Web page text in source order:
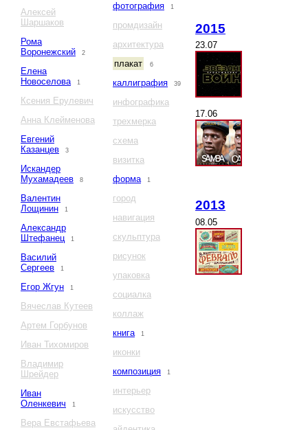
Алексей
Шаршаков
Рома
Воронежский
2
Елена
Новоселова
1
Ксения Ерулевич
Анна Клейменова
Евгений
Казанцев
3
Искандер
Мухамадеев
8
Валентин
Лощинин
1
Александр
Штефанец
1
Василий
Сергеев
1
Егор Жгун 1
Вячеслав Кутеев
Артем Горбунов
Иван Тихомиров
Владимир
Шрейдер
Иван
Оленкевич
1
Вера Евстафьева
фотография 1
промдизайн
архитектура
плакат
6
каллиграфия 39
инфографика
трехмерка
схема
визитка
форма
1
город
навигация
скульптура
рисунок
упаковка
социалка
коллаж
книга
1
иконки
композиция
1
интерьер
искусство
2015
23.07
17.06
2013
08.05